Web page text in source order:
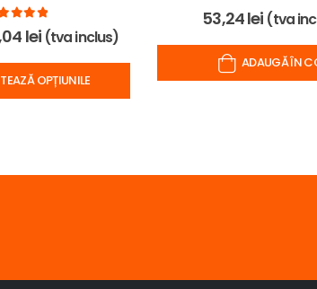
of 5
lei (tva inclus)
OPȚIUNILE
0out of 5
53,24lei (tva
ADAUGĂ ÎN